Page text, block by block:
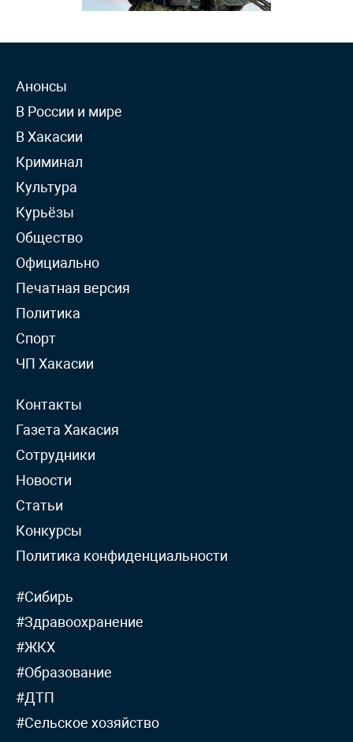
Анонсы
В России и мире
В Хакасии
Криминал
Культура
Курьёзы
Общество
Официально
Печатная версия
Политика
Спорт
ЧП Хакасии
Контакты
Газета Хакасия
Сотрудники
Новости
Статьи
Конкурсы
Политика конфиденциальности
#Сибирь
#Здравоохранение
#ЖКХ
#Образование
#ДТП
#Сельское хозяйство